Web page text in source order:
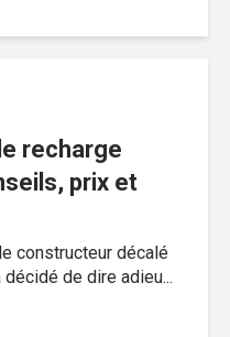
recharge
prix et
constructeur décalé
décidé de dire adieu...